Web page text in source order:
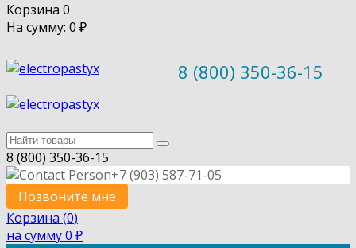
Корзина 0
На сумму: 0 ₽
8 (800) 350-36-15
8 (800) 350-36-15
+7 (903) 587-71-05
Позвоните мне
Корзина (0)
на сумму0 ₽